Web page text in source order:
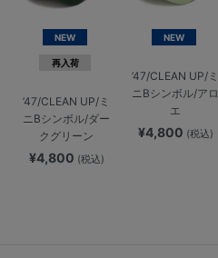
NEW
再入荷
’47/CLEAN UP/ミ
ニBシンボル/ダー
クグリーン
¥4,800 (税込)
NEW
’47/CLEAN UP/ミ
ニBシンボル/アロ
エ
¥4,800 (税込)